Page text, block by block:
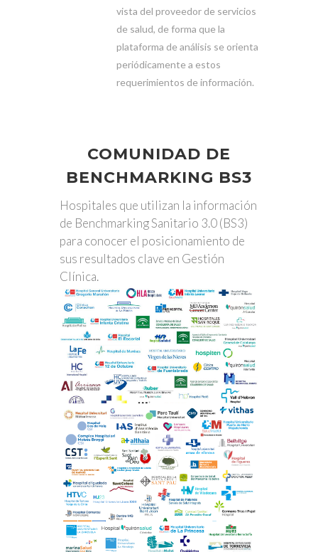
vista del proveedor de servicios
de salud, de forma que la
plataforma de análisis se orienta
periódicamente a estos
requerimientos de información.
COMUNIDAD DE
BENCHMARKING BS3
Hospitales que utilizan la información
de Benchmarking Sanitario 3.0 (BS3)
para conocer el posicionamiento de
sus resultados clave en Gestión
Clínica.